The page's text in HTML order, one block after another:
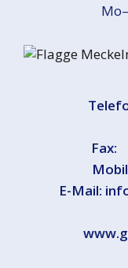
Fax:
E-Mail: